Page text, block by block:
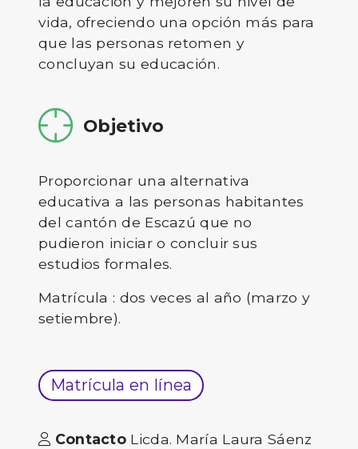
vida, ofreciendo una opción más para
que las personas retomen y
concluyan su educación.
Objetivo
Proporcionar una alternativa
educativa a las personas habitantes
del cantón de Escazú que no
pudieron iniciar o concluir sus
estudios formales.
Matrícula : dos veces al año (marzo y
setiembre).
Matrícula en línea
Contacto Licda. María Laura Sáenz